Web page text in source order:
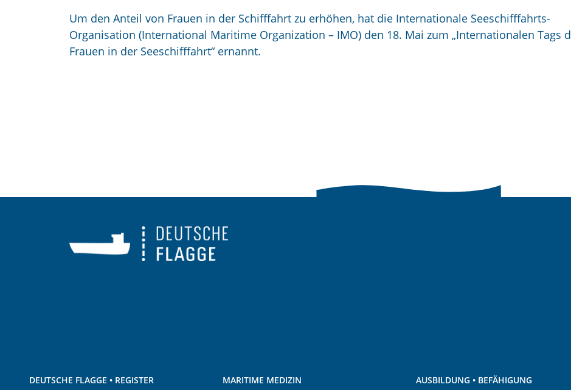
Um den Anteil von Frauen in der Schifffahrt zu erhöhen, hat die Internationale Seeschifffahrts-
Organisation (International Maritime Organization – IMO) den 18. Mai zum „Internationalen Tags
Frauen in der Seeschifffahrt“ ernannt.
DEUTSCHE FLAGGE • REGISTER MARITIME MEDIZIN AUSBILDUNG • BEFÄHIGUNG